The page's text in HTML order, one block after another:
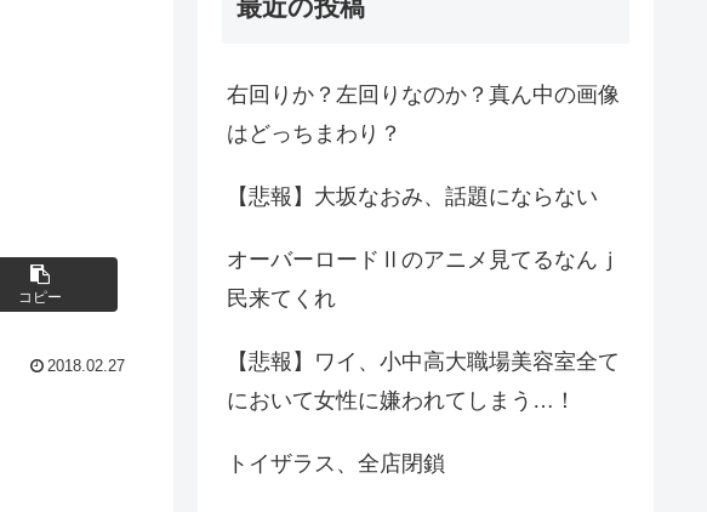
コピー
2018.02.27
最近の投稿
右回りか？左回りなのか？真ん中の画像
はどっちまわり？
【悲報】大坂なおみ、話題にならない
オーバーロードⅡのアニメ見てるなんｊ
民来てくれ
【悲報】ワイ、小中高大職場美容室全て
において女性に嫌われてしまう…！
トイザラス、全店閉鎖